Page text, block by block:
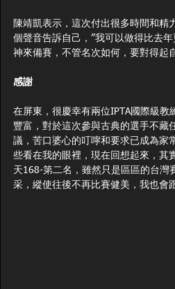
陳靖凱表示，這次付出很多時間和精
個聲音告訴自己，”我可以做得比去
神來備賽，不管名次如何，要對得起
感謝
在屏東，很慶幸有兩位IPTA國際級
豐富，對於這次參與古典的選手不藏
議，苦口婆心的叮嚀和要求已成為家
些看在我的眼裡，現在回想起來，其
天168-第二名，雖然只是區區的台灣
采，縱使往後不再比賽健美，我也會